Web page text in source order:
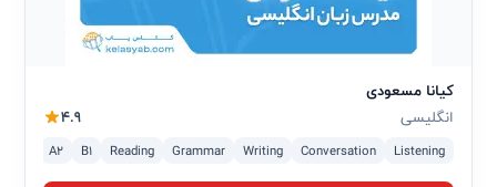
کیانا مسعودی
انگلیسی
4.9
Listening
Conversation
Writing
Grammar
Reading
B1
A2